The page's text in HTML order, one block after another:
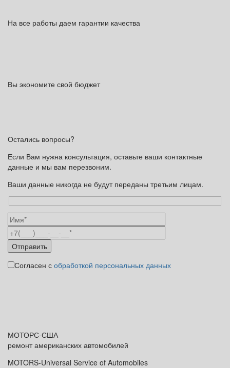
На все работы даем гарантии качества
Вы экономите свой бюджет
Остались вопросы?
Если Вам нужна консультация, оставьте ваши контактные
данные и мы вам перезвоним.
Ваши данные никогда не будут переданы третьим лицам.
Согласен с обработкой персональных данных
МОТОРС-США
ремонт американских автомобилей
MOTORS-Universal Service of Automobiles